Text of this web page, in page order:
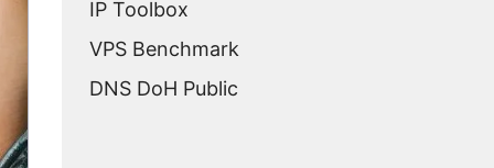
IP Toolbox
VPS Benchmark
DNS DoH Public